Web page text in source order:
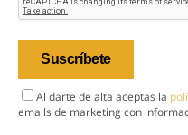
Al darte de alta aceptas la
emails de marketing con